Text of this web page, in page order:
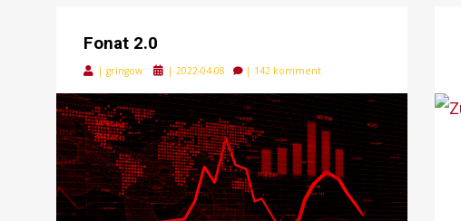
Fonat 2.0
| gringow
Posted
| 2022-04-08 | 142 komment